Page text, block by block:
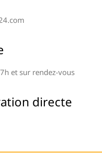
et sur rendez-vous
directe